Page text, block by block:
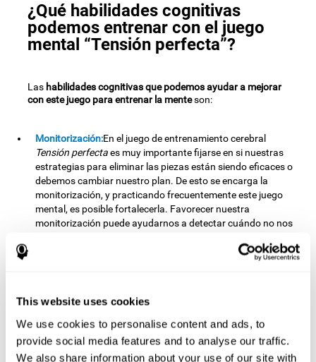
This website uses cookies
We use cookies to personalise content and ads, to
provide social media features and to analyse our traffic.
We also share information about your use of our site with
¿Qué habilidades cognitivas
podemos entrenar con el juego
mental “Tensión perfecta”?
Las habilidades cognitivas que podemos ayudar a mejorar
con este juego para entrenar la menteson:
Monitorización:En el juego de entrenamiento cerebral
Tensión perfectaes muy importante fijarse en si nuestras
estrategias para eliminar las piezas están siendo eficaces o
debemos cambiar nuestro plan. De esto se encarga la
monitorización, y practicando frecuentemente este juego
mental, es posible fortalecerla. Favorecer nuestra
monitorización puede ayudarnos a detectar cuándo no nos
ejemplo, al desviarnos del tema principal en una reunión.
Tensión perfecta , ya que tendremos que encontrar el orden
adecuado para eliminar las piezas sin desatar el caos. al
realizar este juego es posible estimular nuestra capacidad de
planificación. Una buena planificación nos permite